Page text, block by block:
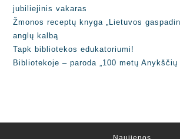
jubiliejinis vakaras
Žmonos receptų knyga „Lietuvos
anglų kalbą
Tapk bibliotekos edukatoriumi!
Bibliotekoje – paroda „100 metų Anykščių